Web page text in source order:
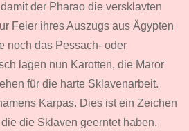
der Pharao die versklavten
Feier ihres Auszugs aus Ägypten
noch das Pessach- oder
lagen nun Karotten, die Maror
für die harte Sklavenarbeit.
Karpas. Dies ist ein Zeichen
die Sklaven geerntet haben.